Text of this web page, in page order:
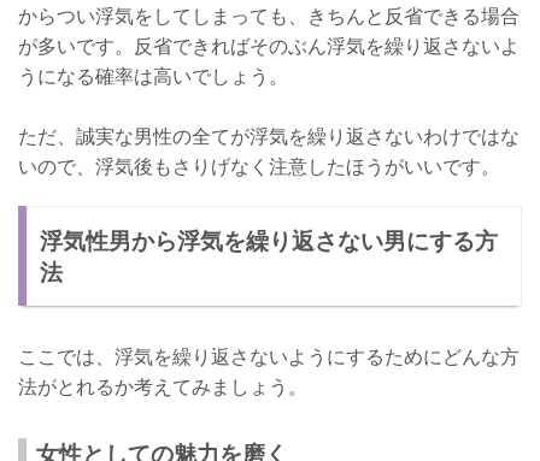
からつい浮気をしてしまっても、きちんと反省できる場合
が多いです。反省できればそのぶん浮気を繰り返さないよ
うになる確率は高いでしょう。
ただ、誠実な男性の全てが浮気を繰り返さないわけではな
いので、浮気後もさりげなく注意したほうがいいです。
浮気性男から浮気を繰り返さない男にする方
法
ここでは、浮気を繰り返さないようにするためにどんな方
法がとれるか考えてみましょう。
女性としての魅力を磨く